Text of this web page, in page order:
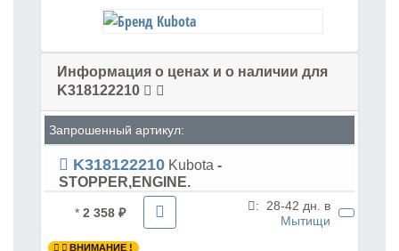
Информация о ценах и о наличии для
K318122210
Запрошенный артикул:
K318122210 Kubota -
STOPPER,ENGINE.
* 2 358 ₽ : 28-42 дн. в
Мытищи
ВНИМАНИЕ !